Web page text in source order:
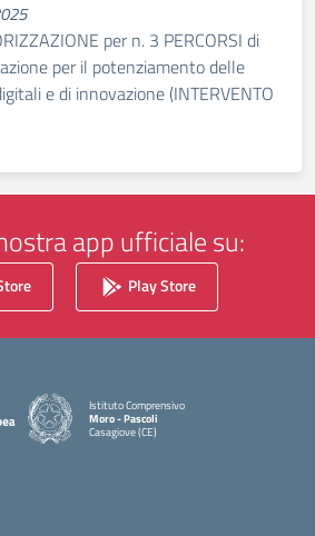
per n. 3 PERCORSI di
per il potenziamento delle
e di innovazione (INTERVENTO
app ufficiale su:
Play Store
Istituto Comprensivo
Moro - Pascoli
Casagiove (CE)
— Visita la pagina iniziale della scuola